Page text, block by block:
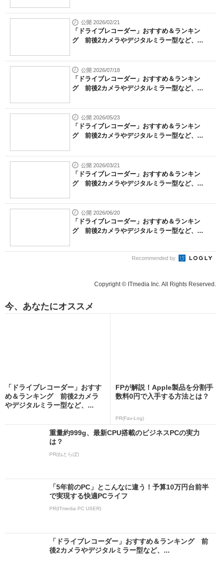
公開 2026/02/21
「ドライブレコーダー」おすすめ＆ランキン
グ 前後2カメラやデジタルミラー型など、...
公開 2026/07/18
「ドライブレコーダー」おすすめ＆ランキン
グ 前後2カメラやデジタルミラー型など、...
公開 2026/05/23
「ドライブレコーダー」おすすめ＆ランキン
グ 前後2カメラやデジタルミラー型など、...
公開 2026/03/21
「ドライブレコーダー」おすすめ＆ランキン
グ 前後2カメラやデジタルミラー型など、...
公開 2026/06/20
「ドライブレコーダー」おすすめ＆ランキン
グ 前後2カメラやデジタルミラー型など、...
Recommended by
Copyright © ITmedia Inc. All Rights Reserved.
今、あなたにオススメ
「ドライブレコーダー」おすす
め＆ランキング 前後2カメラ
やデジタルミラー型など、...
FPが解説！Apple製品を分割手
数料0円で入手する方法とは？
PR(Fav-Log)
重量約999g、最新CPU搭載のビジネスPCの実力
は？
PR(ねとらぼ)
「5年前のPC」とこんなに違う！予算10万円台前半
で実現する快適PCライフ
PR(ITmedia PC USER)
「ドライブレコーダー」おすすめ＆ランキング 前
後2カメラやデジタルミラー型など、...